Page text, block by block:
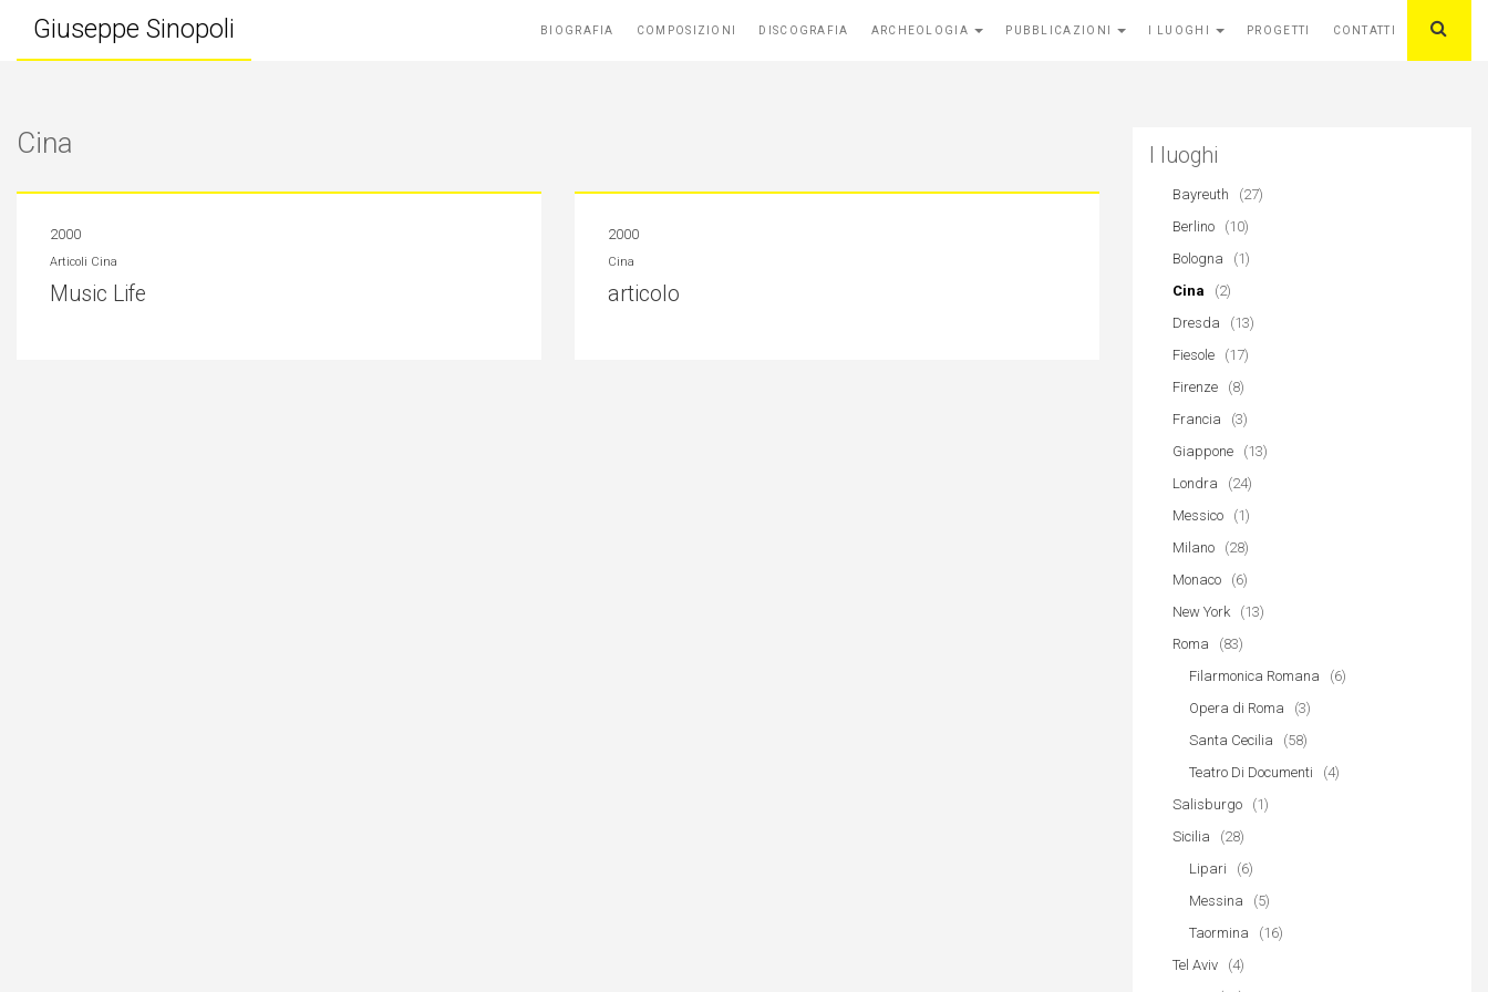
Giuseppe Sinopoli BIOGRAFIA COMPOSIZIONI DISCOGRAFIA ARCHEOLOGIA PUBBLICAZIONI I LUOGHI PROGETTI CONTATTI
Cina
2000
Articoli Cina
Music Life
2000
Cina
articolo
I luoghi
Bayreuth
(27)
Berlino
(10)
Bologna
(1)
Cina
(2)
Dresda
(13)
Fiesole
(17)
Firenze
(8)
Francia
(3)
Giappone
(13)
Londra
(24)
Messico
(1)
Milano
(28)
Monaco
(6)
New York
(13)
Roma
(83)
Filarmonica Romana
(6)
Opera di Roma
(3)
Santa Cecilia
(58)
Teatro Di Documenti
(4)
Salisburgo
(1)
Sicilia
(28)
Lipari
(6)
Messina
(5)
Taormina
(16)
Tel Aviv
(4)